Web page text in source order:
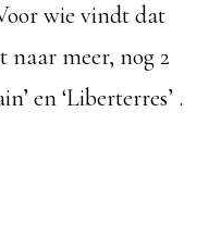
wie vindt dat
naar meer, nog 2
en ‘Liberterres’ .